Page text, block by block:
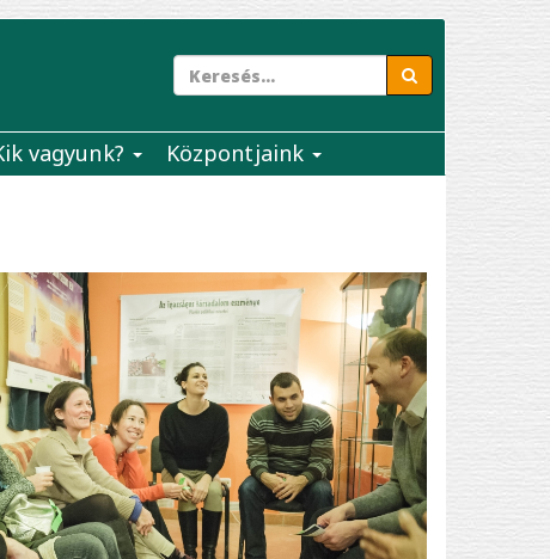
vagyunk? Központjaink